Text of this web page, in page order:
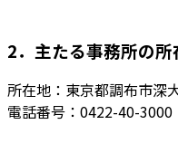
2．主たる事務所の
所在地：東京都調布市深
電話番号：0422-40-3000